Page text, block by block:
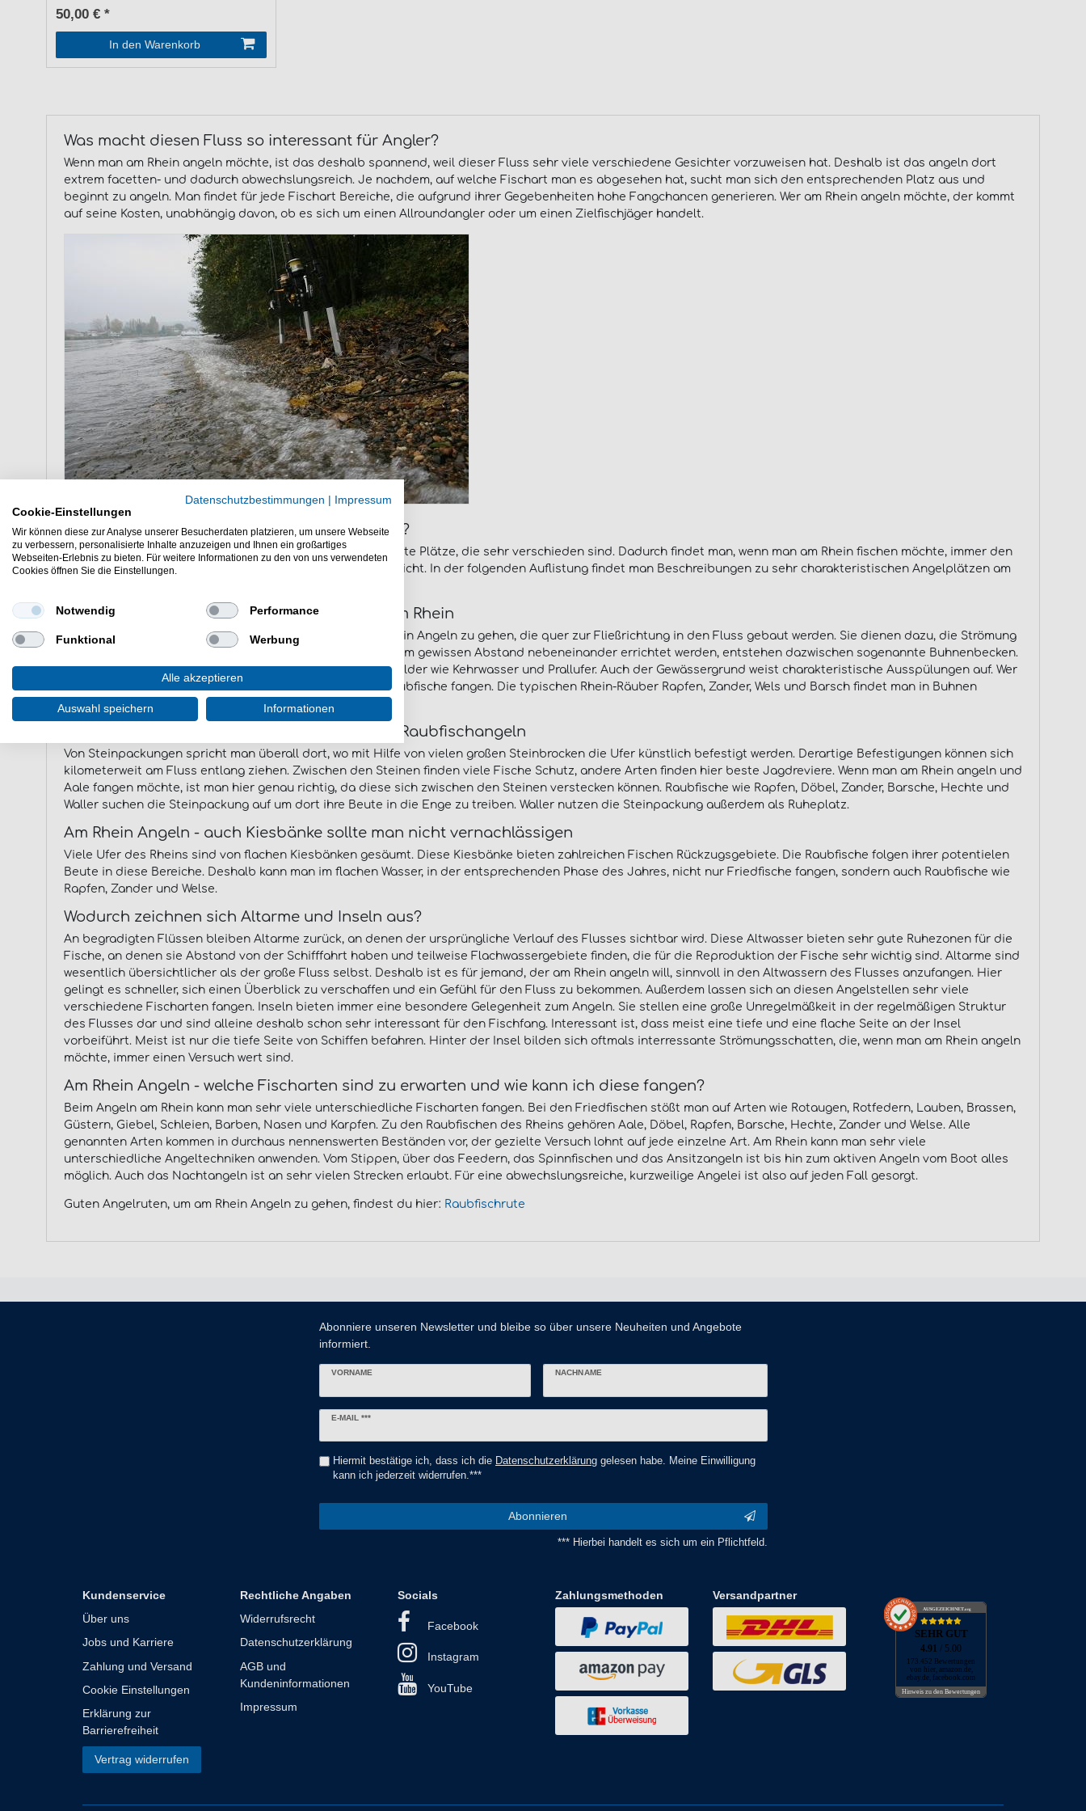
50,00 € *
In den Warenkorb
Was macht diesen Fluss so interessant für Angler?
Wenn man am Rhein angeln möchte, ist das deshalb spannend, weil dieser Fluss sehr viele verschiedene Gesichter vorzuweisen hat. Deshalb ist das angeln dort
extrem facetten- und dadurch abwechslungsreich. Je nachdem, auf welche Fischart man es abgesehen hat, sucht man sich den entsprechenden Platz aus und
beginnt zu angeln. Man findet für jede Fischart Bereiche, die aufgrund ihrer Gegebenheiten hohe Fangchancen generieren. Wer am Rhein angeln möchte, der kommt
auf seine Kosten, unabhängig davon, ob es sich um einen Allroundangler oder um einen Zielfischjäger handelt.
Am Rhein Angeln - welche Angelplätze gibt es?
Wie bereits erwähnt gibt es am Rhein sehr viele interessante Plätze, die sehr verschieden sind. Dadurch findet man, wenn man am Rhein fischen möchte, immer den
Platz, der den persönlichen anglerischen Vorlieben entspricht. In der folgenden Auflistung findet man Beschreibungen zu sehr charakteristischen Angelplätzen am
Buhnen sind gute Angelplätze beim Angeln im Rhein
Buhnen sind Steinwälle sind immer gute Plätze um am Rhein Angeln zu gehen, die quer zur Fließrichtung in den Fluss gebaut werden. Sie dienen dazu, die Strömung
abzufangen und zu brechen. Wenn mehrere Buhnen in einem gewissen Abstand nebeneinander errichtet werden, entstehen dazwischen sogenannte Buhnenbecken.
In diesen Buhnenbecken bilden sich typische Strömungsbilder wie Kehrwasser und Prallufer. Auch der Gewässergrund weist charakteristische Ausspülungen auf. Wer
am Rhein fischen möchte, kann hier viele verschiedene Raubfische fangen. Die typischen Rhein-Räuber Rapfen, Zander, Wels und Barsch findet man in Buhnen
genauso, wie Hechte.
Steinpackungen sind häufig gute Spots zum Raubfischangeln
Von Steinpackungen spricht man überall dort, wo mit Hilfe von vielen großen Steinbrocken die Ufer künstlich befestigt werden. Derartige Befestigungen können sich
kilometerweit am Fluss entlang ziehen. Zwischen den Steinen finden viele Fische Schutz, andere Arten finden hier beste Jagdreviere. Wenn man am Rhein angeln und
Aale fangen möchte, ist man hier genau richtig, da diese sich zwischen den Steinen verstecken können. Raubfische wie Rapfen, Döbel, Zander, Barsche, Hechte und
Waller suchen die Steinpackung auf um dort ihre Beute in die Enge zu treiben. Waller nutzen die Steinpackung außerdem als Ruheplatz.
Am Rhein Angeln - auch Kiesbänke sollte man nicht vernachlässigen
Viele Ufer des Rheins sind von flachen Kiesbänken gesäumt. Diese Kiesbänke bieten zahlreichen Fischen Rückzugsgebiete. Die Raubfische folgen ihrer potentielen
Beute in diese Bereiche. Deshalb kann man im flachen Wasser, in der entsprechenden Phase des Jahres, nicht nur Friedfische fangen, sondern auch Raubfische wie
Rapfen, Zander und Welse.
Wodurch zeichnen sich Altarme und Inseln aus?
An begradigten Flüssen bleiben Altarme zurück, an denen der ursprüngliche Verlauf des Flusses sichtbar wird. Diese Altwasser bieten sehr gute Ruhezonen für die
Fische, an denen sie Abstand von der Schifffahrt haben und teilweise Flachwassergebiete finden, die für die Reproduktion der Fische sehr wichtig sind. Altarme sind
wesentlich übersichtlicher als der große Fluss selbst. Deshalb ist es für jemand, der am Rhein angeln will, sinnvoll in den Altwassern des Flusses anzufangen. Hier
gelingt es schneller, sich einen Überblick zu verschaffen und ein Gefühl für den Fluss zu bekommen. Außerdem lassen sich an diesen Angelstellen sehr viele
verschiedene Fischarten fangen. Inseln bieten immer eine besondere Gelegenheit zum Angeln. Sie stellen eine große Unregelmäßkeit in der regelmäßigen Struktur
des Flusses dar und sind alleine deshalb schon sehr interessant für den Fischfang. Interessant ist, dass meist eine tiefe und eine flache Seite an der Insel
vorbeiführt. Meist ist nur die tiefe Seite von Schiffen befahren. Hinter der Insel bilden sich oftmals interressante Strömungsschatten, die, wenn man am Rhein angeln
möchte, immer einen Versuch wert sind.
Am Rhein Angeln - welche Fischarten sind zu erwarten und wie kann ich diese fangen?
Beim Angeln am Rhein kann man sehr viele unterschiedliche Fischarten fangen. Bei den Friedfischen stößt man auf Arten wie Rotaugen, Rotfedern, Lauben, Brassen,
Güstern, Giebel, Schleien, Barben, Nasen und Karpfen. Zu den Raubfischen des Rheins gehören Aale, Döbel, Rapfen, Barsche, Hechte, Zander und Welse. Alle
genannten Arten kommen in durchaus nennenswerten Beständen vor, der gezielte Versuch lohnt auf jede einzelne Art. Am Rhein kann man sehr viele
unterschiedliche Angeltechniken anwenden. Vom Stippen, über das Feedern, das Spinnfischen und das Ansitzangeln ist bis hin zum aktiven Angeln vom Boot alles
möglich. Auch das Nachtangeln ist an sehr vielen Strecken erlaubt. Für eine abwechslungsreiche, kurzweilige Angelei ist also auf jeden Fall gesorgt.
Guten Angelruten, um am Rhein Angeln zu gehen, findest du hier: Raubfischrute
Abonniere unseren Newsletter und bleibe so über unsere Neuheiten und Angebote
informiert.
VORNAME NACHNAME
E-MAIL ***
Newsletter
Hiermit bestätige ich, dass ich die Daten­schutz­erklärung gelesen habe. Meine Einwilligung
kann ich jederzeit widerrufen.***
Abonnieren
*** Hierbei handelt es sich um ein Pflichtfeld.
Kundenservice
Über uns
Jobs und Karriere
Zahlung und Versand
Cookie Einstellungen
Erklärung zur
Barrierefreiheit
Vertrag widerrufen
Rechtliche Angaben
Widerrufsrecht
Datenschutzerklärung
AGB und
Kundeninformationen
Impressum
Socials
Facebook
Instagram
YouTube
Zahlungsmethoden Versandpartner
AUSGEZEICHNET.org
SEHR GUT
4.91/ 5.00
173.452 Bewertungen
von hier, amazon.de,
ebay.de, facebook.com
Hinweis zu den Bewertungen
Datenschutzbestimmungen
Impressum
Cookie-Einstellungen
Wir können diese zur Analyse unserer Besucherdaten platzieren, um unsere Webseite
zu verbessern, personalisierte Inhalte anzuzeigen und Ihnen ein großartiges
Webseiten-Erlebnis zu bieten. Für weitere Informationen zu den von uns verwendeten
Cookies öffnen Sie die Einstellungen.
Notwendig Performance
Funktional Werbung
Alle akzeptieren
Auswahl speichern Informationen